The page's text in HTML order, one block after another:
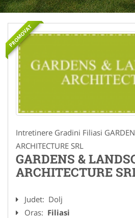
PROMOVAT
Intretinere Gradini Filiasi
ARCHITECTURE SRL
GARDENS &
ARCHITECTURE
Judet: Dolj
Oras: Filiasi